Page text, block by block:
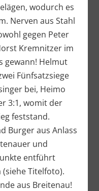
wodurch es
Nerven aus Stahl
gegen Peter
Kremnitzer im
gewann! Helmut
Fünfsatzsiege
bei, Heimo
3:1, womit der
feststand.
Burger aus Anlass
und
entführt
Titelfoto).
aus Breitenau!